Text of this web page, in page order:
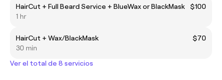
HairCut + Full Beard Service + BlueWax or BlackMask
$100
1 hr
HairCut + Wax/BlackMask
$70
30 min
Ver el total de 8 servicios